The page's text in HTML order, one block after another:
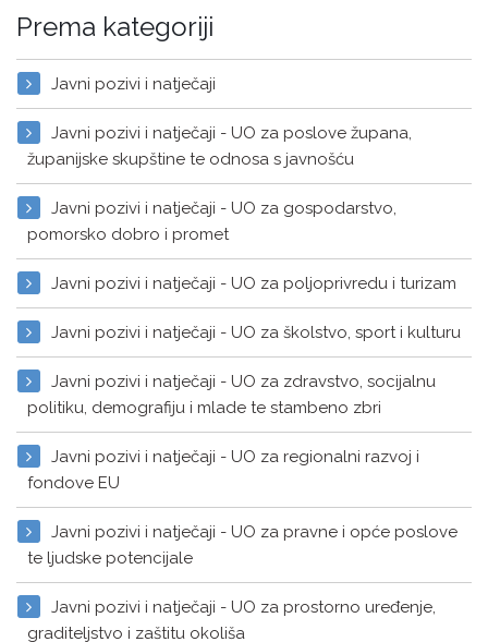
Prema kategoriji
Javni pozivi i natječaji
Javni pozivi i natječaji - UO za poslove župana,
županijske skupštine te odnosa s javnošću
Javni pozivi i natječaji - UO za gospodarstvo,
pomorsko dobro i promet
Javni pozivi i natječaji - UO za poljoprivredu i turizam
Javni pozivi i natječaji - UO za školstvo, sport i kulturu
Javni pozivi i natječaji - UO za zdravstvo, socijalnu
politiku, demografiju i mlade te stambeno zbri
Javni pozivi i natječaji - UO za regionalni razvoj i
fondove EU
Javni pozivi i natječaji - UO za pravne i opće poslove
te ljudske potencijale
Javni pozivi i natječaji - UO za prostorno uređenje,
graditeljstvo i zaštitu okoliša